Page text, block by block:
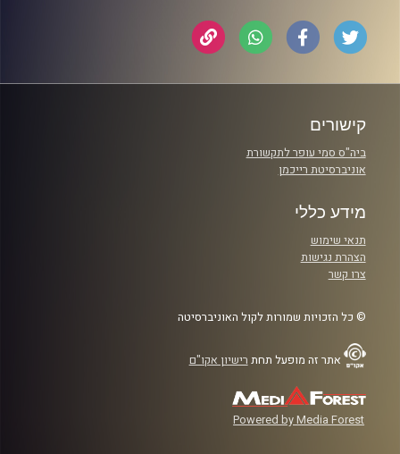
קישורים
ביה"ס סמי עופר לתקשורת
אוניברסיטת רייכמן
מידע כללי
תנאי שימוש
הצהרת נגישות
צרו קשר
© כל הזכויות שמורות לקול האוניברסיטה
אתר זה מופעל תחת רישיון אקו"ם
Powered by Media Forest